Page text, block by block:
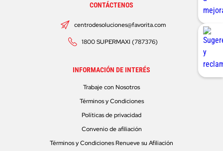
CONTÁCTENOS
centrodesoluciones@favorita.com
1800 SUPERMAXI (787376)
INFORMACIÓN DE INTERÉS
Trabaje con Nosotros
Términos y Condiciones
Políticas de privacidad
Convenio de afiliación
Términos y Condiciones Renueve su Afiliación